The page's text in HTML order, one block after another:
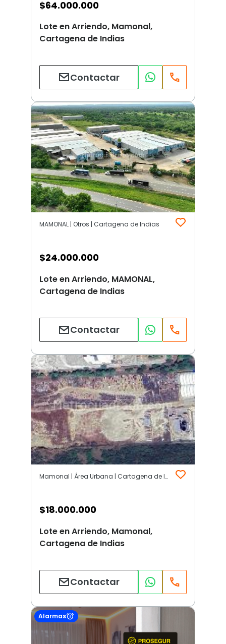
$64.000.000
Lote en Arriendo, Mamonal,
Cartagena de Indias
Contactar
MAMONAL | Otros | Cartagena de Indias
$24.000.000
Lote en Arriendo, MAMONAL,
Cartagena de Indias
Contactar
Mamonal | Área Urbana | Cartagena de Indias
$18.000.000
Lote en Arriendo, Mamonal,
Cartagena de Indias
Contactar
Alarmas